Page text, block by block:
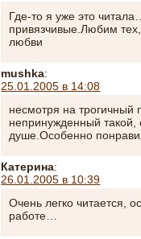
Где-то я уже это
привязчивые.Любим
любви
mushka:
25.01.2005 в 14:08
несмотря на трогичный
непринужденный такой,
душе.Особенно
Катерина:
26.01.2005 в 10:39
Очень легко читается,
работе…